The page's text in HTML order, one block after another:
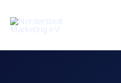
Inhalt
springen